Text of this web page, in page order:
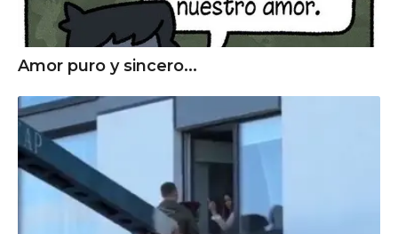
Amor puro y sincero...